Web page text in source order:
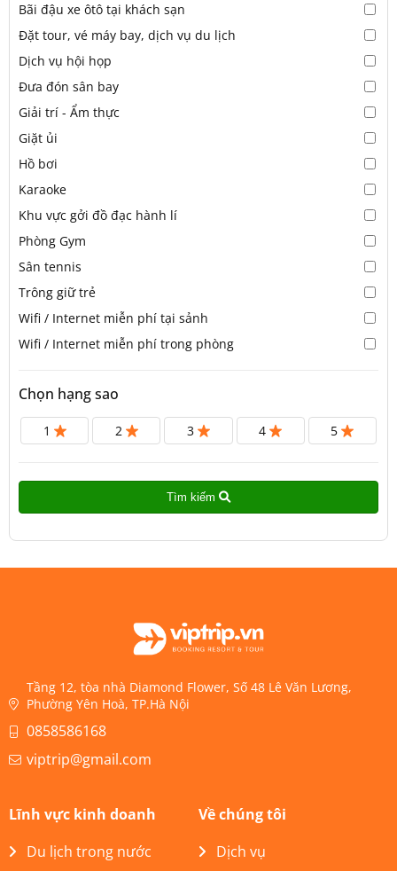
Bãi đậu xe ôtô tại khách sạn
Đặt tour, vé máy bay, dịch vụ du lịch
Dịch vụ hội họp
Đưa đón sân bay
Giải trí - Ẩm thực
Giặt ủi
Hồ bơi
Karaoke
Khu vực gởi đồ đạc hành lí
Phòng Gym
Sân tennis
Trông giữ trẻ
Wifi / Internet miễn phí tại sảnh
Wifi / Internet miễn phí trong phòng
Chọn hạng sao
1 2 3 4 5
Tìm kiếm
Tầng 12, tòa nhà Diamond Flower, Số 48 Lê Văn Lương,
Phường Yên Hoà, TP.Hà Nội
0858586168
viptrip@gmail.com
Lĩnh vực kinh doanh
Du lịch trong nước
Về chúng tôi
Dịch vụ